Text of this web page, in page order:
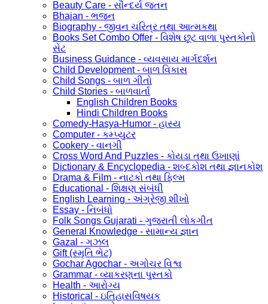
Beauty Care - સૌન્દર્ય જતન
Bhajan - ભજન
Biography - જીવન ચરિત્ર તથા આત્મકથા
Books Set Combo Offer - વિશેષ છૂટ વાળા પુસ્તકોનો
સેટ
Business Guidance - વ્યવસાય માર્ગદર્શન
Child Development - બાળ વિકાસ
Child Songs - બાળ ગીતો
Child Stories - બાળવાર્તા
English Children Books
Hindi Children Books
Comedy-Hasya-Humor - હાસ્ય
Computer - કમ્પ્યુટર
Cookery - વાનગી
Cross Word And Puzzles - કોયડા તથા ઉખાણાં
Dictionary & Encyclopedia - શબ્દકોશ તથા જ્ઞાનકોશ
Drama & Film - નાટકો તથા ફિલ્મ
Educational - શિક્ષણ સંબંધી
English Learning - અંગ્રેજી શીખો
Essay - નિબંધો
Folk Songs Gujarati - ગુજરાતી લોકગીત
General Knowledge - સામાન્ય જ્ઞાન
Gazal - ગઝલ
Gift (સ્મૃતિ ભેટ)
Gochar Agochar - અગોચર વિશ્વ
Grammar - વ્યાકરણના પુસ્તકો
Health - આરોગ્ય
Historical - ઇતિહાસવિષયક